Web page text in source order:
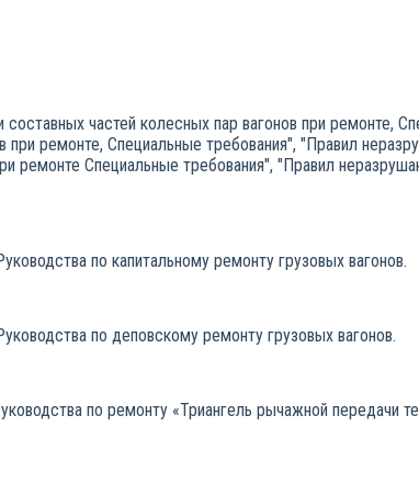
частей колесных пар вагонов при ремонте,
ремонте, Специальные требования", "Правил
ремонте Специальные требования", "Правил
по капитальному ремонту грузовых вагонов.
по деповскому ремонту грузовых вагонов.
по ремонту «Триангель рычажной передачи